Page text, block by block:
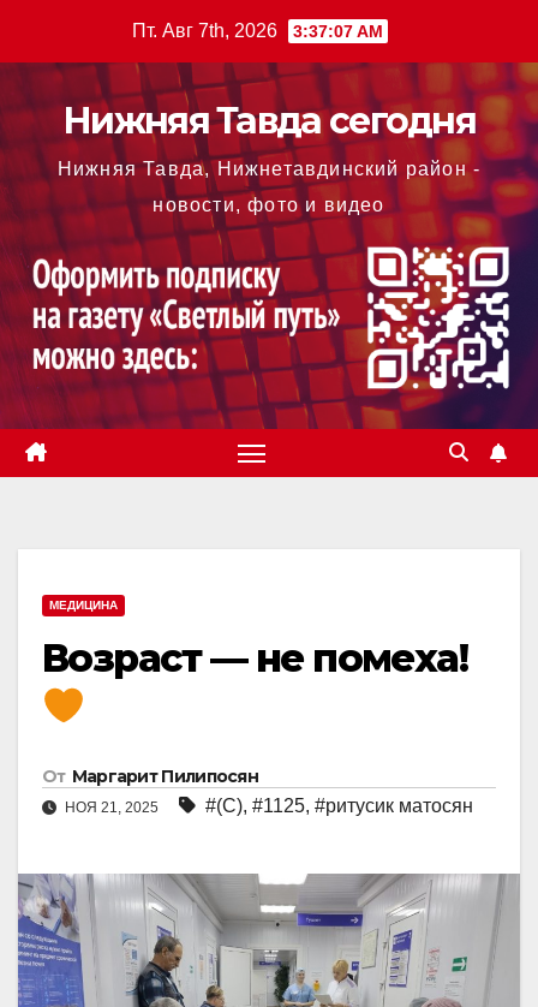
содержимому
Пт. Авг 7th, 2026 3:37:07 AM
Нижняя Тавда сегодня
Нижняя Тавда, Нижнетавдинский район -
новости, фото и видео
МЕДИЦИНА
Возраст — не помеха!
От Маргарит Пилипосян
НОЯ 21, 2025 #(С), #1125, #ритусик матосян